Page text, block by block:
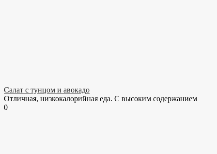
Салат с тунцом и авокадо
Отличная, низкокалорийная еда. С высоким содержанием
0